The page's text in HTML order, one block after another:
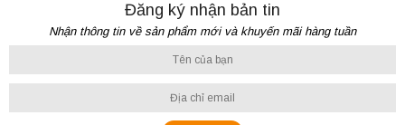
Đăng ký nhận bản tin
Nhận thông tin về sản phẩm mới và khuyến mãi hàng tuần